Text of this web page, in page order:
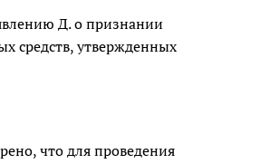
Д. о признании
средств, утвержденных
что для проведения